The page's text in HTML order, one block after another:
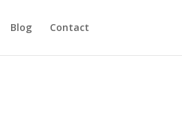
Blog Contact